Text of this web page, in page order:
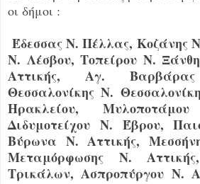
οι δήμοι :
Έδεσσας Ν. Πέλλας, Κοζάνης
Ν. Λέσβου, Τοπείρου Ν.
Αττικής, Αγ.
Θεσσαλονίκης Ν.
Ηρακλείου,
Διδυμοτείχου Ν. Έβρου,
Βύρωνα Ν. Αττικής,
Μεταμόρφωσης Ν.
Τρικάλων, Ασπροπύργου Ν.